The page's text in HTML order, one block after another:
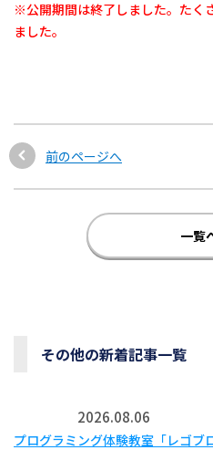
※公開期間は終了しました。たく
ました。
前のページへ
一覧
その他の新着記事一覧
2026.08.06
プログラミング体験教室「レゴブ